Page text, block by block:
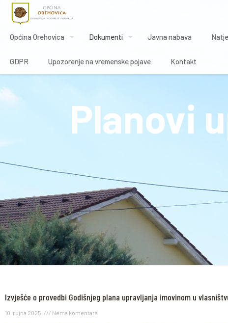
Općina Orehovica Dokumenti Javna nabava
GDPR Upozorenje na vremenske pojave Kontakt
Planovi
Izvješće o provedbi Godišnjeg plana upravljanja imovinom u
10. rujna 2025. Nema komentara